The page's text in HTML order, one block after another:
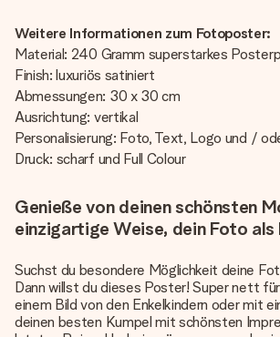
Weitere Informationen zum Fotoposter:
Material: 240 Gramm superstarkes
Finish: luxuriös satiniert
Abmessungen: 30 x 30 cm
Ausrichtung: vertikal
Personalisierung: Foto, Text, Logo und /
Druck: scharf und Full Colour
Genieße von deinen schönsten
einzigartige Weise, dein Foto als
Suchst du besondere Möglichkeit deine
Dann willst du dieses Poster! Super nett
einem Bild von den Enkelkindern oder mit
deinen besten Kumpel mit schönsten